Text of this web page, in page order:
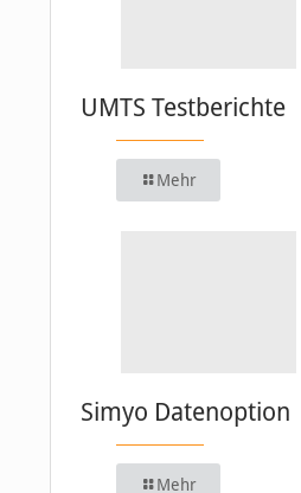
UMTS Testberichte
Mehr
Simyo Datenoption
Mehr